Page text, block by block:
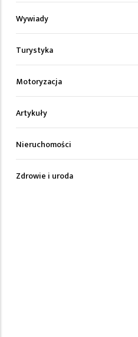
Wywiady
Turystyka
Motoryzacja
Artykuły
Nieruchomości
Zdrowie i uroda